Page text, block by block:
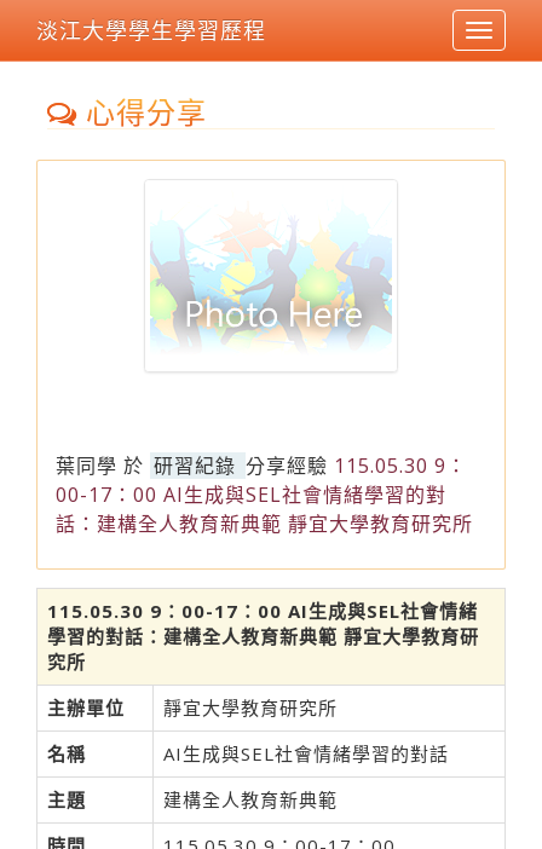
Toggle
淡江大學學生學習歷程
心得分享
葉同學 於 研習紀錄 分享經驗 115.05.30 9：
00-17：00 AI生成與SEL社會情緒學習的對
話：建構全人教育新典範 靜宜大學教育研究所
115.05.30 9：00-17：00 AI生成與SEL社會情緒
學習的對話：建構全人教育新典範 靜宜大學教育研
究所
主辦單位
靜宜大學教育研究所
名稱
AI生成與SEL社會情緒學習的對話
主題
建構全人教育新典範